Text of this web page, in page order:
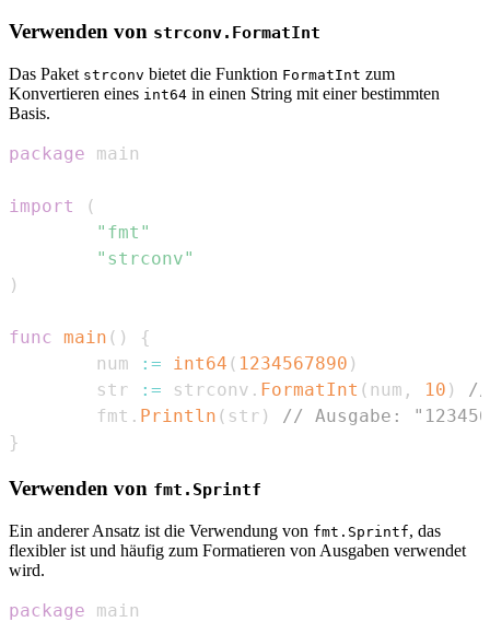
Verwenden von strconv.FormatInt
Das Paket strconv bietet die Funktion FormatInt zum
Konvertieren eines int64 in einen String mit einer bestimmten
Basis.
package
import
(
"fmt"
"strconv"
)
func main ( )
{
        num
:= int64 ( 1234567890 )
        str
:= strconv . FormatInt ( num , 10 )
//
        fmt
. Println ( str )
// Ausgabe:
}
Verwenden von fmt.Sprintf
Ein anderer Ansatz ist die Verwendung von fmt.Sprintf, das
flexibler ist und häufig zum Formatieren von Ausgaben verwendet
wird.
package